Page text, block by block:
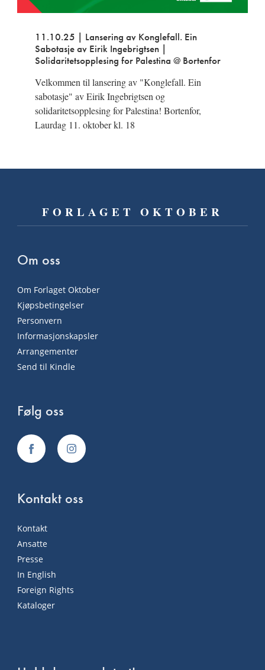
11.10.25 | Lansering av Konglefall. Ein
Sabotasje av Eirik Ingebrigtsen |
Solidaritetsopplesing for Palestina @ Bortenfor
Velkommen til lansering av "Konglefall. Ein
sabotasje" av Eirik Ingebrigtsen og
solidaritetsopplesing for Palestina! Bortenfor,
Laurdag 11. oktober kl. 18
FORLAGET OKTOBER
Om oss
Om Forlaget Oktober
Kjøpsbetingelser
Personvern
Informasjonskapsler
Arrangementer
Send til Kindle
Følg oss
Kontakt oss
Kontakt
Ansatte
Presse
In English
Foreign Rights
Kataloger